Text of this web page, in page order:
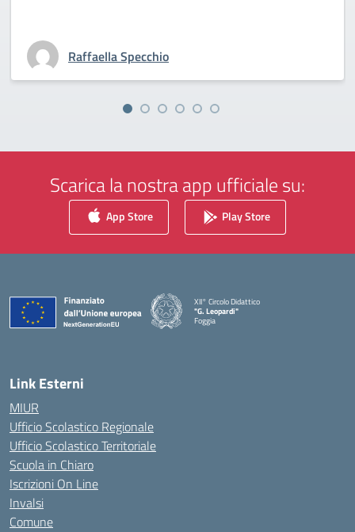
Raffaella Specchio
Scarica la nostra app ufficiale su:
App Store Play Store
XII° Circolo Didattico
"G. Leopardi"
Foggia
— Visita la pagina iniziale della scuola
Link Esterni
MIUR
Ufficio Scolastico Regionale
Ufficio Scolastico Territoriale
Scuola in Chiaro
Iscrizioni On Line
Invalsi
Comune